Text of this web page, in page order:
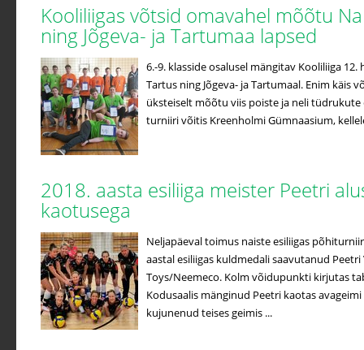
Kooliliigas võtsid omavahel mõõtu
ning Jõgeva- ja Tartumaa lapsed
6.-9. klasside osalusel mängitav Kooliliiga
Tartus ning Jõgeva- ja Tartumaal. Enim käis
üksteiselt mõõtu viis poiste ja neli tüdrukute
turniiri võitis Kreenholmi Gümnaasium,
2018. aasta esiliiga meister Peetri
kaotusega
Neljapäeval toimus naiste esiliigas
aastal esiliigas kuldmedali saavutanud
Toys/Neemeco. Kolm võidupunkti kirjutas
Kodusaalis mänginud Peetri kaotas
kujunenud teises geimis ...